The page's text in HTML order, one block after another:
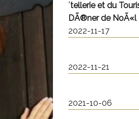
´tellerie et du
DÃ®ner de NoÃ«l
2022-11-17
2022-11-21
2021-10-06